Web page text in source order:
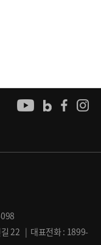
길 22 | 대표전화 : 1899-